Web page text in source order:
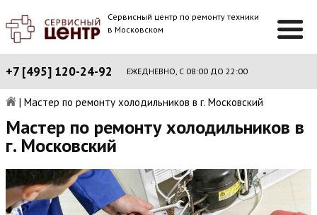
Сервисный центр по ремонту техники
в Московском
+7 [495] 120-24-92 ЕЖЕДНЕВНО, С 08:00 ДО 22:00
| Мастер по ремонту холодильников в г. Московский
Мастер по ремонту холодильников в
г. Московский